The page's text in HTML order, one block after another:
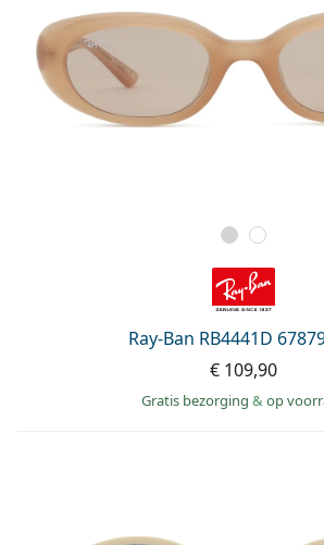
Ray-Ban RB4441D
€ 109,90
Gratis bezorging & op